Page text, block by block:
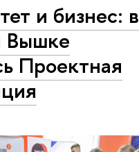
и бизнес: в
Вышке
Проектная